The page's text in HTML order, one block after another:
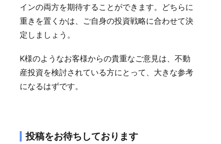
インの両方を期待することができます。どちらに
重きを置くかは、ご自身の投資戦略に合わせて決
定しましょう。
K様のようなお客様からの貴重なご意見は、不動
産投資を検討されている方にとって、大きな参考
になるはずです。
投稿をお待ちしております